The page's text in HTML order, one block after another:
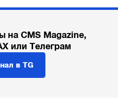
на CMS Magazine,
или Телеграм
в TG